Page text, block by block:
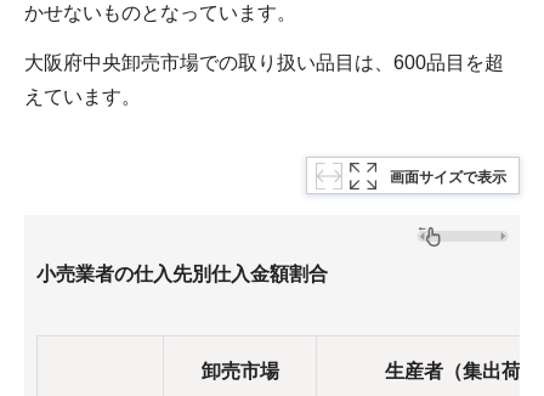
かせないものとなっています。
大阪府中央卸売市場での取り扱い品目は、600品目を超
えています。
画面サイズで表示
小売業者の仕入先別仕入金額割合
卸売市場 生産者（集出荷